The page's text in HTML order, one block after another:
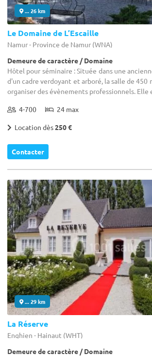
... 26 km
Le Domaine de L’Escaille
Namur - Province de Namur (WNA)
Demeure de caractère / Domaine
Hôtel pour séminaire : Située dans une
d'un cadre verdoyant et arboré, la salle de 450
organiser des évènements professionnels. Elle
4-700 24 max
Location dès250 €
Contacter
... 29 km
La Réserve
Enghien - Hainaut (WHT)
Demeure de caractère / Domaine